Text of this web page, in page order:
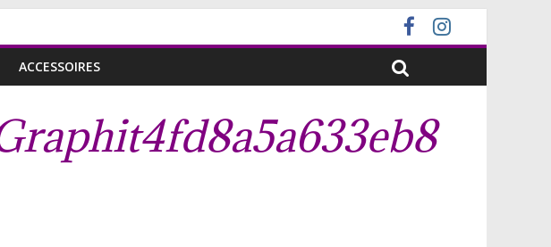
ACCESSOIRES